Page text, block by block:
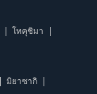
โทคุชิมา
มิยาซากิ